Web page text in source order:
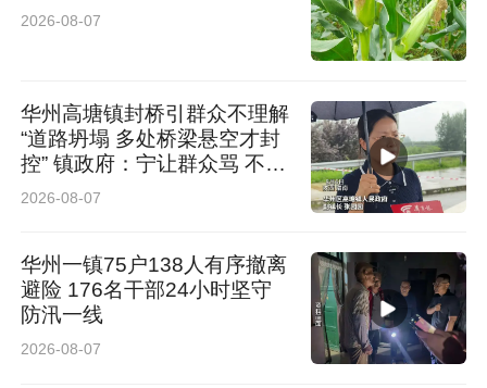
2026-08-07
华州高塘镇封桥引群众不理解
“道路坍塌 多处桥梁悬空才封
控” 镇政府：宁让群众骂 不让
群众哭
2026-08-07
华州一镇75户138人有序撤离
避险 176名干部24小时坚守
防汛一线
2026-08-07